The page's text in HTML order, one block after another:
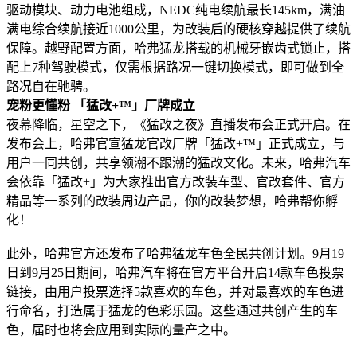
驱动模块、动力电池组成，NEDC纯电续航最长145km，满油
满电综合续航接近1000公里，为改装后的硬核穿越提供了续航
保障。越野配置方面，哈弗猛龙搭载的机械牙嵌齿式锁止，搭
配上7种驾驶模式，仅需根据路况一键切换模式，即可做到全
路况自在驰骋。
宠粉更懂粉 「猛改+™」厂牌成立
夜幕降临，星空之下，《猛改之夜》直播发布会正式开启。在
发布会上，哈弗官宣猛龙官改厂牌「猛改+™」正式成立，与
用户一同共创，共享领潮不跟潮的猛改文化。未来，哈弗汽车
会依靠「猛改+」为大家推出官方改装车型、官改套件、官方
精品等一系列的改装周边产品，你的改装梦想，哈弗帮你孵
化！
此外，哈弗官方还发布了哈弗猛龙车色全民共创计划。9月19
日到9月25日期间，哈弗汽车将在官方平台开启14款车色投票
链接，由用户投票选择5款喜欢的车色，并对最喜欢的车色进
行命名，打造属于猛龙的色彩乐园。这些通过共创产生的车
色，届时也将会应用到实际的量产之中。